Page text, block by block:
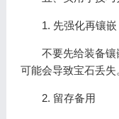
1. 先强化再镶嵌
不要先给装备镶
可能会导致宝石丢失
2. 留存备用